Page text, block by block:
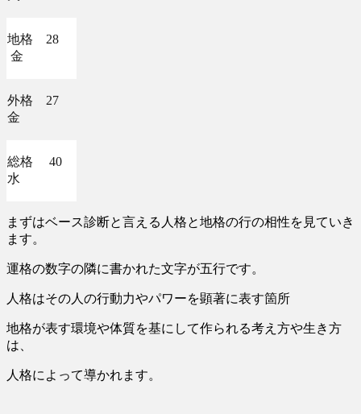
地格 28
金
外格 27
金
総格 40
水
まずはベース診断と言える人格と地格の行の相性を見ていき
ます。
運格の数字の隣に書かれた文字が五行です。
人格はその人の行動力やパワーを顕著に表す箇所
地格が表す環境や体質を基にして作られる考え方や生き方
は、
人格によって導かれます。